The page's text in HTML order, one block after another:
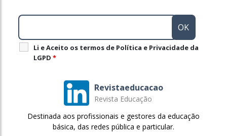
Li e Aceito os termos de Política e Privacidade da
LGPD *
Revistaeducacao
Revista Educação
Destinada aos profissionais e gestores da educação
básica, das redes pública e particular.